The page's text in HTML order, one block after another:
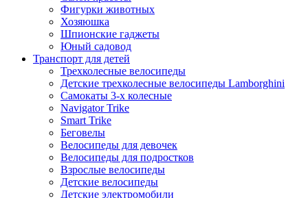
Фигурки животных
Хозяюшка
Шпионские гаджеты
Юный садовод
Транспорт для детей
Трехколесные велосипеды
Детские трехколесные велосипеды Lamborghini
Самокаты 3-х колесные
Navigator Trike
Smart Trike
Беговелы
Велосипеды для девочек
Велосипеды для подростков
Взрослые велосипеды
Детские велосипеды
Детские электромобили